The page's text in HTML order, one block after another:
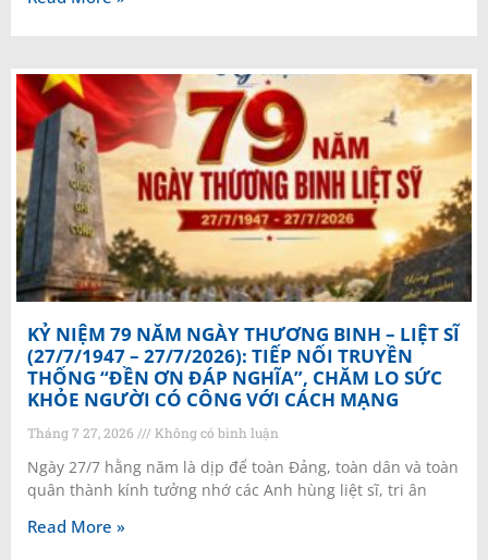
KỶ NIỆM 79 NĂM NGÀY THƯƠNG BINH – LIỆT SĨ
(27/7/1947 – 27/7/2026): TIẾP NỐI TRUYỀN
THỐNG “ĐỀN ƠN ĐÁP NGHĨA”, CHĂM LO SỨC
KHỎE NGƯỜI CÓ CÔNG VỚI CÁCH MẠNG
Tháng 7 27, 2026 Không có bình luận
Ngày 27/7 hằng năm là dịp để toàn Đảng, toàn dân và toàn
quân thành kính tưởng nhớ các Anh hùng liệt sĩ, tri ân
Read More »